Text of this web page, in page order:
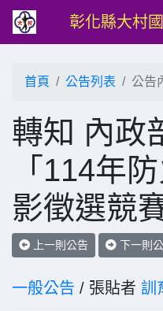
彰化縣大村
首頁 公告列表 公告
轉知 內政
「114年
影徵選競
上一則公告 下一則
一般公告 / 張貼者 訓